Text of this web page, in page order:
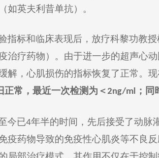
如英夫利昔单抗）。
指标和临床表现后，放疗科黎功教
治疗药物） 。由于进一步的超声心
解 ， 心肌损伤的指标恢复了正常。
正常，最近一次检测为＜ 2ng/ml ； 同
今已4年半的时间 ，先后接受了动脉
疫药物导致的免疫性心肌炎等不良反